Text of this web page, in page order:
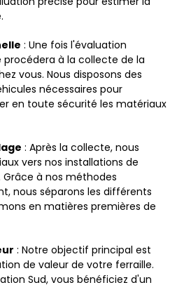
: Une fois l'évaluation
à la collecte de la
vous. Nous disposons des
nécessaires pour
en toute sécurité les matériaux
: Après la collecte, nous
vers nos installations de
à nos méthodes
nous séparons les différents
en matières premières de
: Notre objectif principal est
de valeur de votre ferraille.
Sud, vous bénéficiez d'un